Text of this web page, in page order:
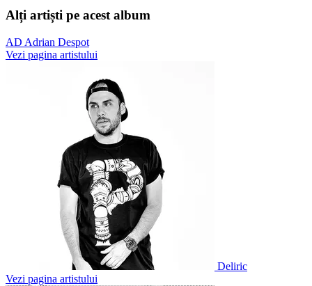
Alți artiști pe acest album
AD Adrian Despot
Vezi pagina artistului
Deliric
Vezi pagina artistului